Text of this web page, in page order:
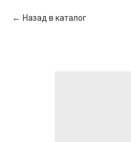
Назад в каталог